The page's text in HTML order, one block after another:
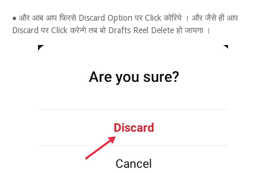
● और आब आप फिरसे Discard Option पर Click कोरिये । और जैसे ही आप
Discard पर Click करेन्गे तब बो Drafts Reel Delete हो जायगा ।